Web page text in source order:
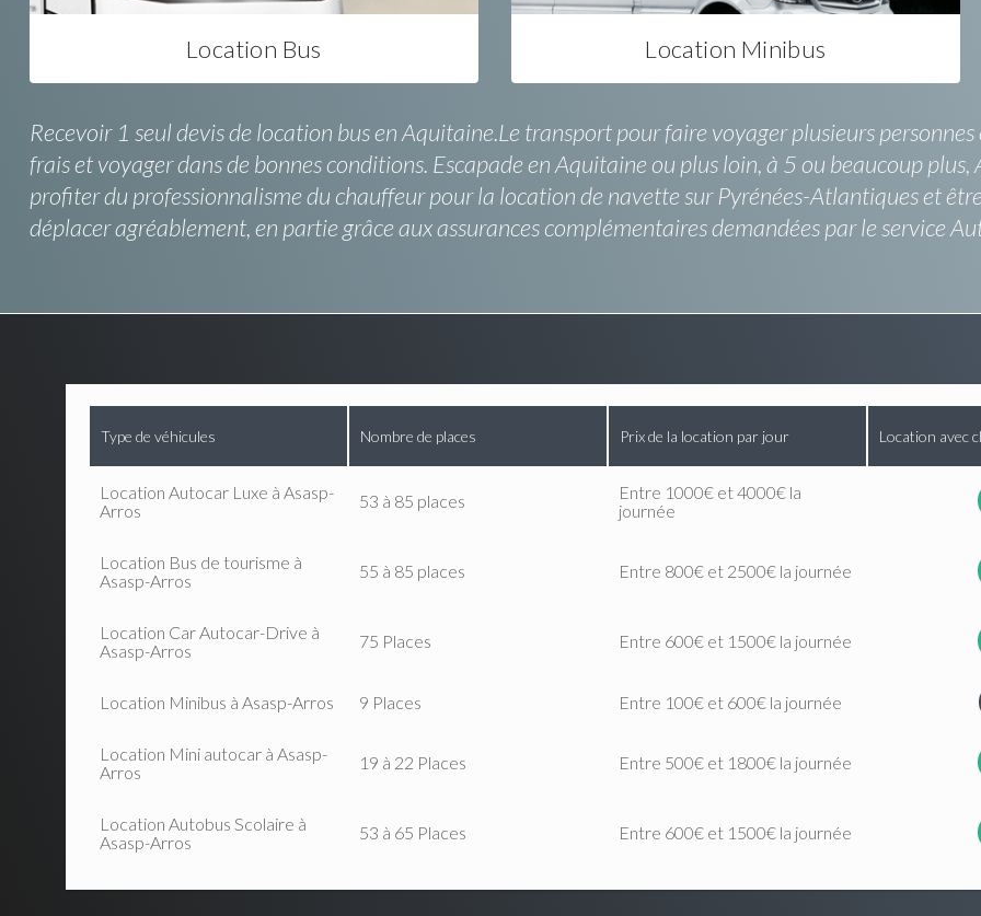
Location Bus Location Minibus
Recevoir 1 seul devis de location bus en Aquitaine.Le transport pour faire voyager plusieurs
frais et voyager dans de bonnes conditions. Escapade en Aquitaine ou plus loin, à 5 ou beaucoup
profiter du professionnalisme du chauffeur pour la location de navette sur Pyrénées-Atlantiques et
déplacer agréablement, en partie grâce aux assurances complémentaires demandées par le service
Type de véhicules Nombre de places Prix de la location par jour Location avec
Location Autocar Luxe à Asasp-
Arros
53 à 85 places
Entre 1000€ et 4000€ la
journée
Location Bus de tourisme à
Asasp-Arros
55 à 85 places Entre 800€ et 2500€ la journée
Location Car Autocar-Drive à
Asasp-Arros
75 Places Entre 600€ et 1500€ la journée
Location Minibus à Asasp-Arros 9 Places Entre 100€ et 600€ la journée
Location Mini autocar à Asasp-
Arros
19 à 22 Places Entre 500€ et 1800€ la journée
Location Autobus Scolaire à
Asasp-Arros
53 à 65 Places Entre 600€ et 1500€ la journée